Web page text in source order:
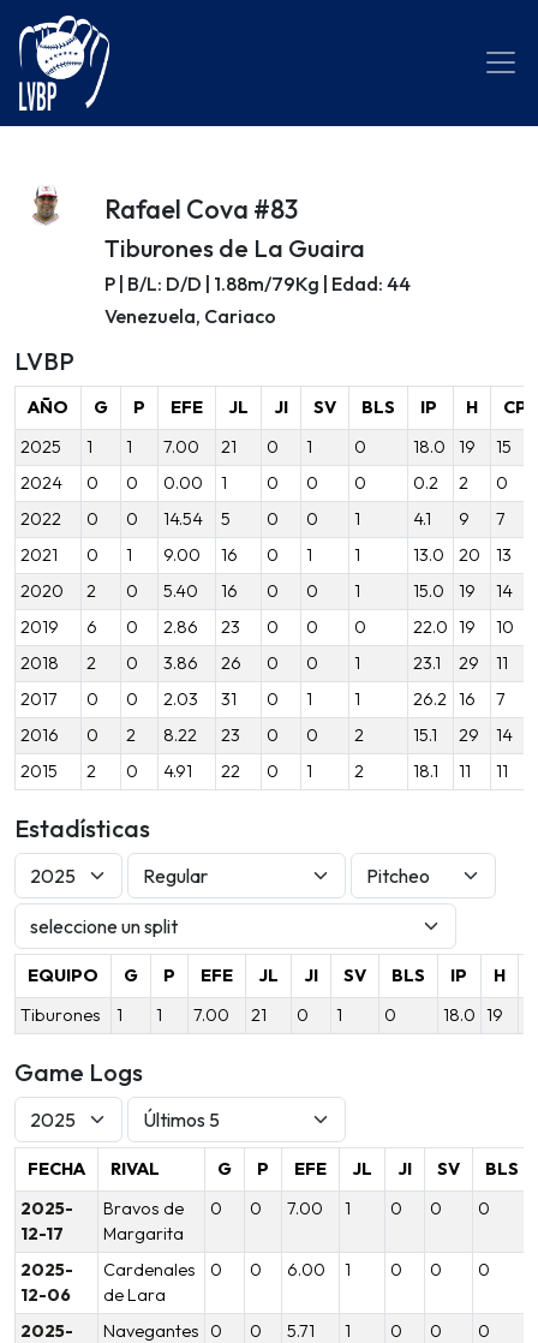
Rafael Cova #83
Tiburones de La Guaira
P | B/L: D/D | 1.88m/79Kg | Edad: 44
Venezuela, Cariaco
LVBP
AÑO G P EFE JL JI SV BLS IP H
CP
2025
1 1 7.00 21 0 1 0 18.0 19
15
2024
0 0 0.00 1 0 0 0 0.2 2
0
2022
0 0 14.54 5 0 0 1 4.1 9
7
2021
0 1 9.00 16 0 1 1 13.0 20
13
2020
2 0 5.40 16 0 0 1 15.0 19
14
2019
6 0 2.86 23 0 0 0 22.0 19
10
2018
2 0 3.86 26 0 0 1 23.1 29
11
2017
0 0 2.03 31 0 1 1 26.2 16
7
2016
0 2 8.22 23 0 0 2 15.1 29
14
2015
2 0 4.91 22 0 1 2 18.1 11 11
Estadísticas
EQUIPO G P EFE JL JI SV BLS IP H
Tiburones
1 1 7.00 21 0 1 0 18.0 19
Game Logs
FECHA RIVAL G P EFE JL JI SV
BLS
2025-
12-17
Bravos de
Margarita
0 0 7.00 1 0 0 0
2025-
12-06
Cardenales
de Lara
0 0 6.00 1 0 0 0
2025-
Navegantes
0 0 5.71 1 0 0 0